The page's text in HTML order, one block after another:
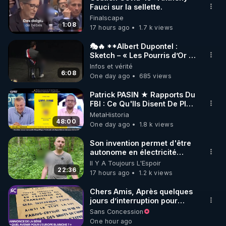
🌱 INSTAGRAM
https://www.instagram.com/rdlr_thierrycasasnovas/
http://rgnr.li/instagram
🌱 LA NEWSLETTER
Pour ne pas rater l’actualité RGNR (stages,
http://rgnr.li/news
🌱 VIDÉOS NON CENSURÉES SUR ODYSEE
Toutes les vidéos Youtube sont aussi sur la
http://rgnr.li/odysee
🌱 LES STAGES EN PRÉSENTIEL
http://rgnr.li/stages
1:08
Fauci sur la sellette.
Finalscape
17 hours ago
1.7 k views
6:08
🎭🔥 **Albert Dupontel :
Sketch – « Les Pourris d’Or »
🏆💰**
Infos et vérité
One day ago
685 views
48:00
Patrick PASIN ★ Rapports Du
FBI : Ce Qu'Ils Disent De Plus
Grave Sur Hitler
MetaHistoria
One day ago
1.8 k views
22:36
Son invention permet d'être
autonome en électricité
avec un simple ruisseau
Il Y A Toujours L'Espoir
17 hours ago
1.2 k views
Chers Amis, Après quelques
jours d’interruption pour
clarifier ma position
concernant le nombre de
Sans Concession
One hour ago